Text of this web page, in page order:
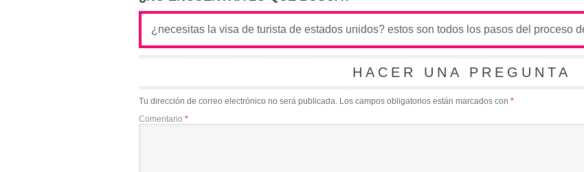
HACER UNA PREGUNTA
Tu dirección de correo electrónico no será publicada. Los campos obligatorios están marcados con*
Comentario*